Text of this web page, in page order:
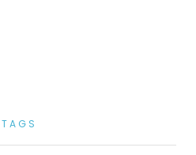
TAGS